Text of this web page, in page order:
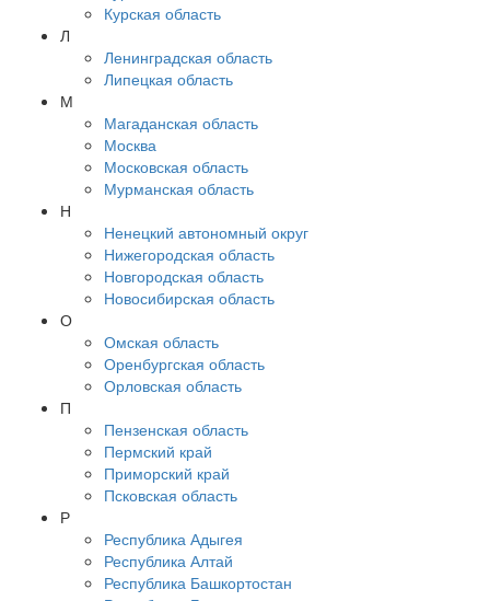
Курская область
Л
Ленинградская область
Липецкая область
М
Магаданская область
Москва
Московская область
Мурманская область
Н
Ненецкий автономный округ
Нижегородская область
Новгородская область
Новосибирская область
О
Омская область
Оренбургская область
Орловская область
П
Пензенская область
Пермский край
Приморский край
Псковская область
Р
Республика Адыгея
Республика Алтай
Республика Башкортостан